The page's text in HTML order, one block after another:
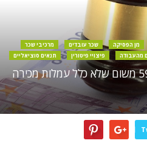
מן הפסיקה שכר עובדים
מרכיבי שכר
מהעבודה פיצויי פיטורין תנאים סוציאליים
מעסיק ישלם פיצוי של 59,164 משום שלא כלל עמלות מכירה